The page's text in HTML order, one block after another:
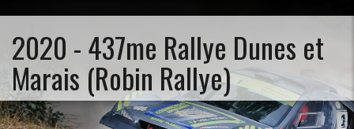
2020 - 437me Rallye Dunes et
Marais (Robin Rallye)